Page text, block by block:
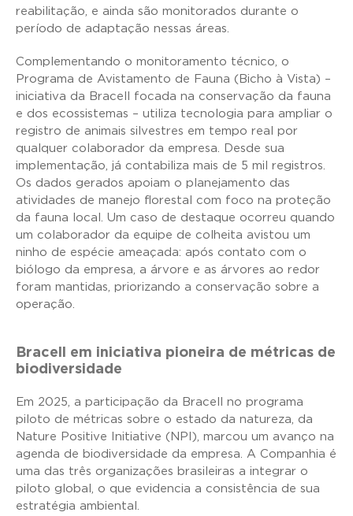
reabilitação, e ainda são monitorados durante o
período de adaptação nessas áreas.
Complementando o monitoramento técnico, o
Programa de Avistamento de Fauna (Bicho à Vista) –
iniciativa da Bracell focada na conservação da fauna
e dos ecossistemas – utiliza tecnologia para ampliar o
registro de animais silvestres em tempo real por
qualquer colaborador da empresa. Desde sua
implementação, já contabiliza mais de 5 mil registros.
Os dados gerados apoiam o planejamento das
atividades de manejo florestal com foco na proteção
da fauna local. Um caso de destaque ocorreu quando
um colaborador da equipe de colheita avistou um
ninho de espécie ameaçada: após contato com o
biólogo da empresa, a árvore e as árvores ao redor
foram mantidas, priorizando a conservação sobre a
operação.
Bracell em iniciativa pioneira de métricas de
biodiversidade
Em 2025, a participação da Bracell no programa
piloto de métricas sobre o estado da natureza, da
Nature Positive Initiative (NPI), marcou um avanço na
agenda de biodiversidade da empresa. A Companhia é
uma das três organizações brasileiras a integrar o
piloto global, o que evidencia a consistência de sua
estratégia ambiental.